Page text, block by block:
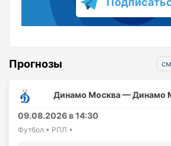
Прогнозы
Динамо Москва — Динамо
09.08.2026 в 14:30
Футбол • РПЛ •